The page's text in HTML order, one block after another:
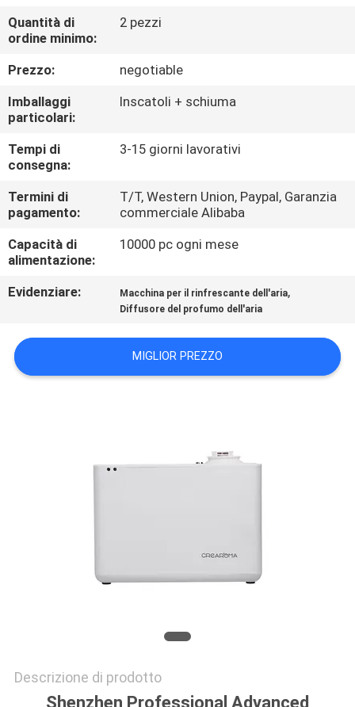
GIRO
DELLA
FABBRICA
CONTROLLO
DI
QUALITÀ
CONTATTICI
CITAZIONE
Quantità di
ordine minimo:
2 pezzi
Prezzo:
negotiable
Imballaggi
particolari:
Inscatoli + schiuma
Tempi di
consegna:
3-15 giorni lavorativi
Termini di
pagamento:
T/T, Western Union, Paypal, Garanzia
commerciale Alibaba
Capacità di
alimentazione:
10000 pc ogni mese
Evidenziare: Macchina per il rinfrescante dell'aria,
Diffusore del profumo dell'aria
MIGLIOR PREZZO
Descrizione di prodotto
Shenzhen Professional Advanced